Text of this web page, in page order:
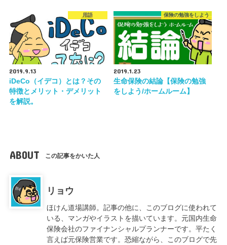
用語
2019.9.13
iDeCo（イデコ）とは？その
特徴とメリット・デメリット
を解説。
保険の勉強をしよう
2019.1.23
生命保険の結論【保険の勉強
をしよう/ホームルーム】
ABOUT この記事をかいた人
リョウ
ほけん道場講師。記事の他に、このブログに使われて
いる、マンガやイラストを描いています。元国内生命
保険会社のファイナンシャルプランナーです。平たく
言えば元保険営業です。恐縮ながら、このブログで先